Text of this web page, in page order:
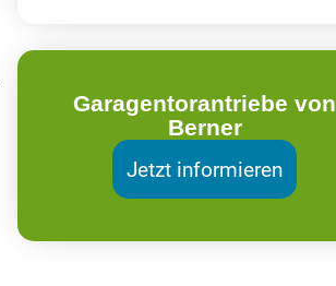
Garagentorantriebe von
Berner
Jetzt informieren